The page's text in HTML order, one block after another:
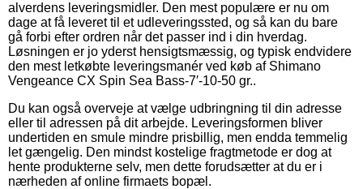
alverdens leveringsmidler. Den mest populære er nu om
dage at få leveret til et udleveringssted, og så kan du bare
gå forbi efter ordren når det passer ind i din hverdag.
Løsningen er jo yderst hensigtsmæssig, og typisk endvidere
den mest letkøbte leveringsmanér ved køb af Shimano
Vengeance CX Spin Sea Bass-7′-10-50 gr..
Du kan også overveje at vælge udbringning til din adresse
eller til adressen på dit arbejde. Leveringsformen bliver
undertiden en smule mindre prisbillig, men endda temmelig
let gængelig. Den mindst kostelige fragtmetode er dog at
hente produkterne selv, men dette forudsætter at du er i
nærheden af online firmaets bopæl.